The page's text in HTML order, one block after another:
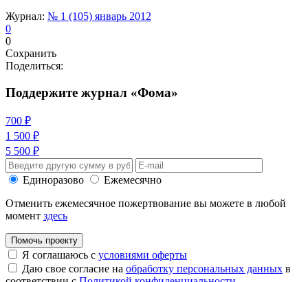
Журнал: № 1 (105) январь 2012
0
0
Сохранить
Поделиться:
Поддержите журнал «Фома»
700 ₽
1 500 ₽
5 500 ₽
Единоразово
Ежемесячно
Отменить ежемесячное пожертвование вы можете в любой
момент здесь
Помочь проекту
Я соглашаюсь с условиями оферты
Даю свое согласие на обработку персональных данных в